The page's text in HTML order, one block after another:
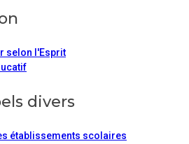
selon l'Esprit
divers
établissements scolaires